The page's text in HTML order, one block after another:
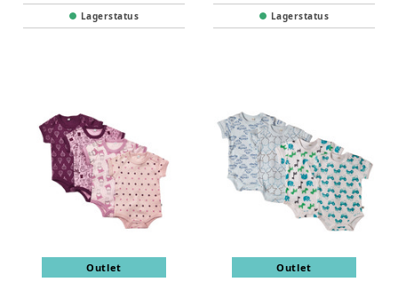
Lagerstatus Lagerstatus
Outlet Outlet